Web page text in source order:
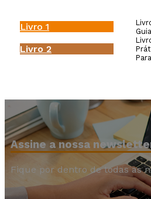
Livro 1
Livro 2
Assine a nossa
Fique por dentro de todas as